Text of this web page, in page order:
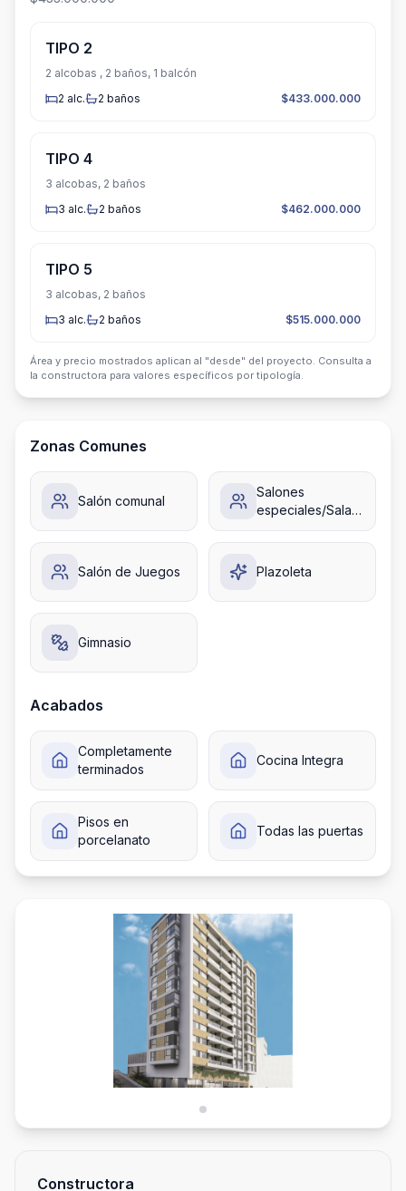
TIPO 2
2 alcobas , 2 baños, 1 balcón
2 alc. 2 baños $433.000.000
TIPO 4
3 alcobas, 2 baños
3 alc. 2 baños $462.000.000
TIPO 5
3 alcobas, 2 baños
3 alc. 2 baños $515.000.000
Área y precio mostrados aplican al "desde" del proyecto. Consulta a
la constructora para valores específicos por tipología.
Zonas Comunes
Salón comunal
Salones
especiales/Sala
de juntas
Salón de Juegos Plazoleta
Gimnasio
Acabados
Completamente
terminados
Cocina Integra
Pisos en
porcelanato
Todas las puertas
Constructora